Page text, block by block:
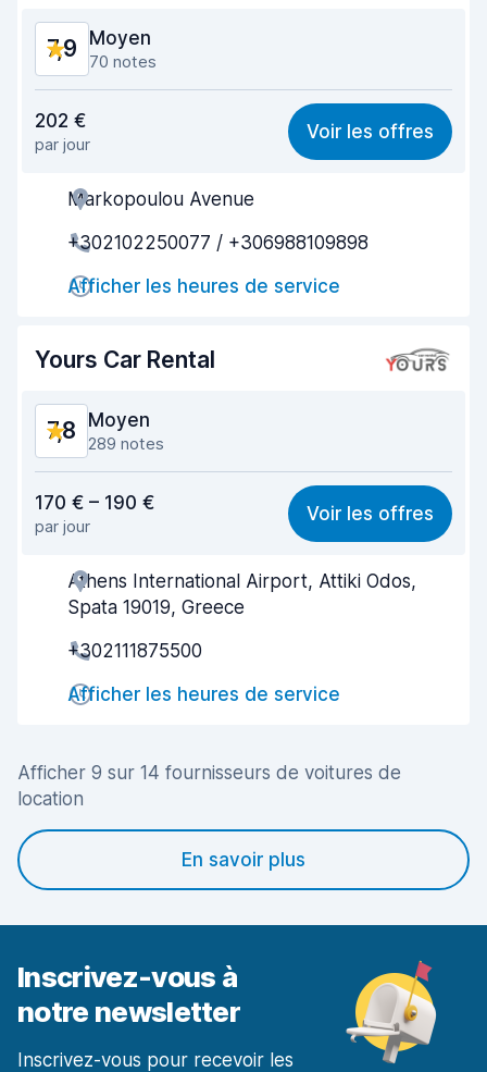
7,9 Moyen
70 notes
7,9
Recherche facile 7,3
Agent serviable
Prise en charge rapide
Restitution rapide
8,2
202 €
par jour
Voir les offres
Markopoulou Avenue
+302102250077 / +306988109898
Afficher les heures de service
Yours Car Rental
7,8 Moyen
289 notes
7,6
Recherche facile 7,2
Agent serviable
État du véhicule
170 € – 190 €
par jour
Voir les offres
Athens International Airport, Attiki Odos,
Spata 19019, Greece
+302111875500
Afficher les heures de service
Afficher 9 sur 14 fournisseurs de voitures de
location
En savoir plus
Inscrivez-vous à
notre newsletter
Inscrivez-vous pour recevoir les